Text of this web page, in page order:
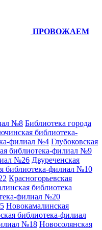
ПРОВОЖАЕМ
№8 Библиотека города
библиотека-
филиал №4 Глубоковская
библиотека-филиал №9
№26 Двуреченская
библиотека-филиал №10
Красногорьевская
библиотека
филиал №20
Новокамалинская
библиотека-филиал
№18 Новосолянская